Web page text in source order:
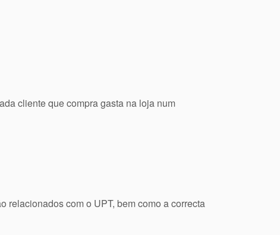
cliente que compra gasta na loja num
relacionados com o UPT, bem como a correcta